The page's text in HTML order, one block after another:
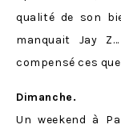
qualité de son
manquait Jay
compensé ces
Dimanche.
Un weekend à